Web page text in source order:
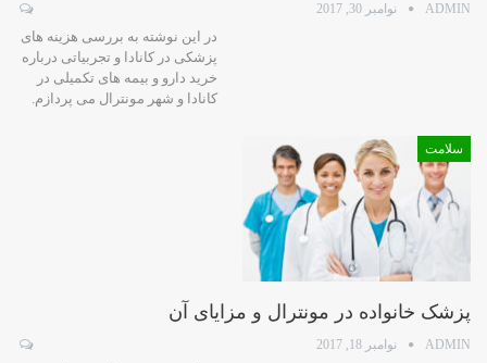
ADMIN نوامبر 30, 2017
در این نوشته به بررسی هزینه های
پزشکی در کانادا و تجربیاتی درباره
خرید دارو و بیمه های تکمیلی در
کانادا و شهر مونترال می پردازم.
سلامت
پزشک خانواده در مونترال و مزایای آن
ADMIN نوامبر 18, 2017